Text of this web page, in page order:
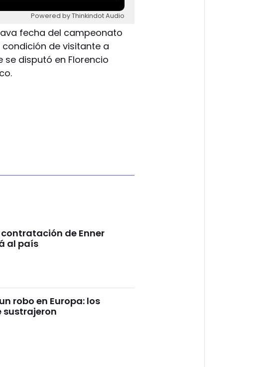
Powered by Thinkindot Audio
fecha del campeonato
condición de visitante a
se disputó en Florencio
de Enner
al país
robo en Europa: los
sustrajeron